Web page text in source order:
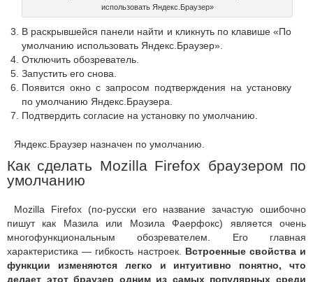
использовать Яндекс.Браузер»
В раскрывшейся панели найти и кликнуть по клавише «По
умолчанию использовать Яндекс.Браузер».
Отключить обозреватель.
Запустить его снова.
Появится окно с запросом подтверждения на установку
по умолчанию Яндекс.Браузера.
Подтвердить согласие на установку по умолчанию.
Яндекс.Браузер назначен по умолчанию.
Как сделать Mozilla Firefox браузером по
умолчанию
Mozilla Firefox (по-русски его название зачастую ошибочно
пишут как Мазила или Мозила Фаерфокс) является очень
многофункциональным обозревателем. Его главная
характеристика — гибкость настроек. Встроенные свойства и
функции изменяются легко и интуитивно понятно, что
делает этот браузер одним из самых популярных среди